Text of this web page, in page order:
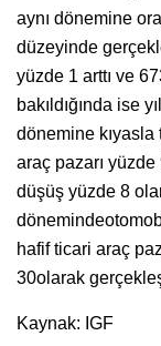
aynı dönemine
düzeyinde
yüzde 1 arttı ve
bakıldığında ise
dönemine kıyasla
araç pazarı
düşüş yüzde 8
hafif ticari araç
30olarak
Kaynak: IGF